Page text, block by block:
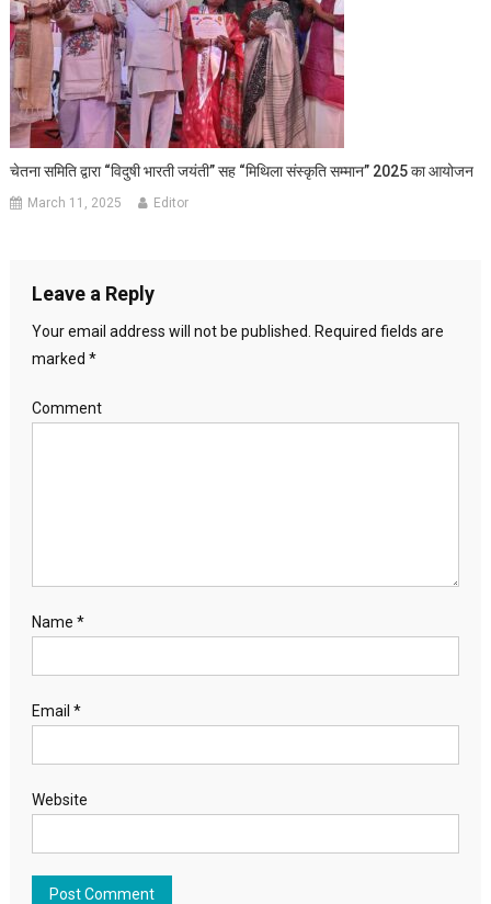
चेतना समिति द्वारा “विदुषी भारती जयंती” सह “मिथिला संस्कृति सम्मान” 2025 का आयोजन
March 11, 2025 Editor
Leave a Reply
Your email address will not be published. Required fields are
marked *
Comment
Name *
Email *
Website